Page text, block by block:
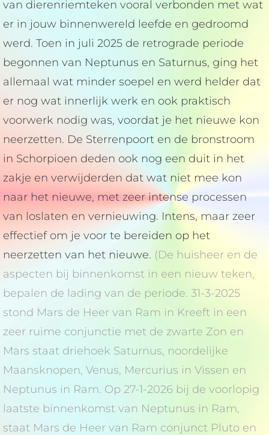
van dierenriemteken vooral verbonden met wat
er in jouw binnenwereld leefde en gedroomd
werd. Toen in juli 2025 de retrograde periode
begonnen van Neptunus en Saturnus, ging het
allemaal wat minder soepel en werd helder dat
er nog wat innerlijk werk en ook praktisch
voorwerk nodig was, voordat je het nieuwe kon
neerzetten. De Sterrenpoort en de bronstroom
in Schorpioen deden ook nog een duit in het
zakje en verwijderden dat wat niet mee kon
naar het nieuwe, met zeer intense processen
van loslaten en vernieuwing. Intens, maar zeer
effectief om je voor te bereiden op het
neerzetten van het nieuwe. (De huisheer en de
aspecten bij binnenkomst in een nieuw teken,
bepalen de lading van de periode. 31-3-2025
stond Mars de Heer van Ram in Kreeft in een
zeer ruime conjunctie met de zwarte Zon en
Mars staat driehoek Saturnus, noordelijke
Maansknopen, Venus, Mercurius in Vissen en
Neptunus in Ram. Op 27-1-2026 bij de voorlopig
laatste binnenkomst van Neptunus in Ram,
staat Mars de Heer van Ram conjunct Pluto en